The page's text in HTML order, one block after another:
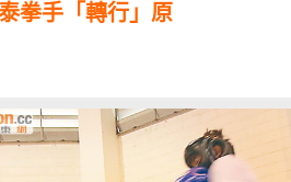
拳手「轉行」原